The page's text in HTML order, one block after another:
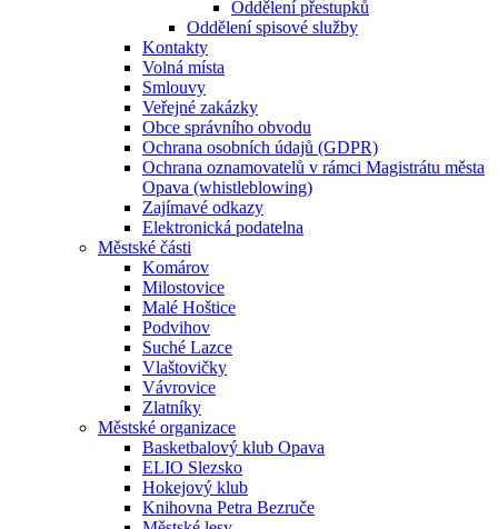
Oddělení přestupků
Oddělení spisové služby
Kontakty
Volná místa
Smlouvy
Veřejné zakázky
Obce správního obvodu
Ochrana osobních údajů (GDPR)
Ochrana oznamovatelů v rámci Magistrátu města
Opava (whistleblowing)
Zajímavé odkazy
Elektronická podatelna
Městské části
Komárov
Milostovice
Malé Hoštice
Podvihov
Suché Lazce
Vlaštovičky
Vávrovice
Zlatníky
Městské organizace
Basketbalový klub Opava
ELIO Slezsko
Hokejový klub
Knihovna Petra Bezruče